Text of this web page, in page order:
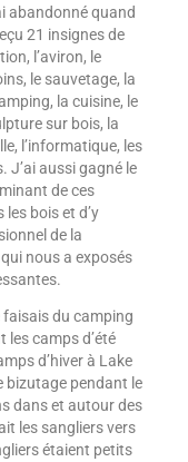
abandonné quand
21 insignes de
l’aviron, le
le sauvetage, la
la cuisine, le
sur bois, la
l’informatique, les
J’ai aussi gagné le
de ces
bois et d’y
de la
nous a exposés
faisais du camping
les camps d’été
d’hiver à Lake
bizutage pendant le
dans et autour des
les sangliers vers
étaient petits